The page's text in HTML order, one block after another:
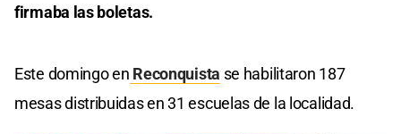
firmaba las boletas.
Este domingo en Reconquista se habilitaron 187
mesas distribuidas en 31 escuelas de la localidad.